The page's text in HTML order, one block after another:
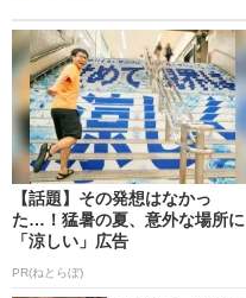
【話題】その発想はなかっ
た…！猛暑の夏、意外な場所に
「涼しい」広告
PR(ねとらぼ)